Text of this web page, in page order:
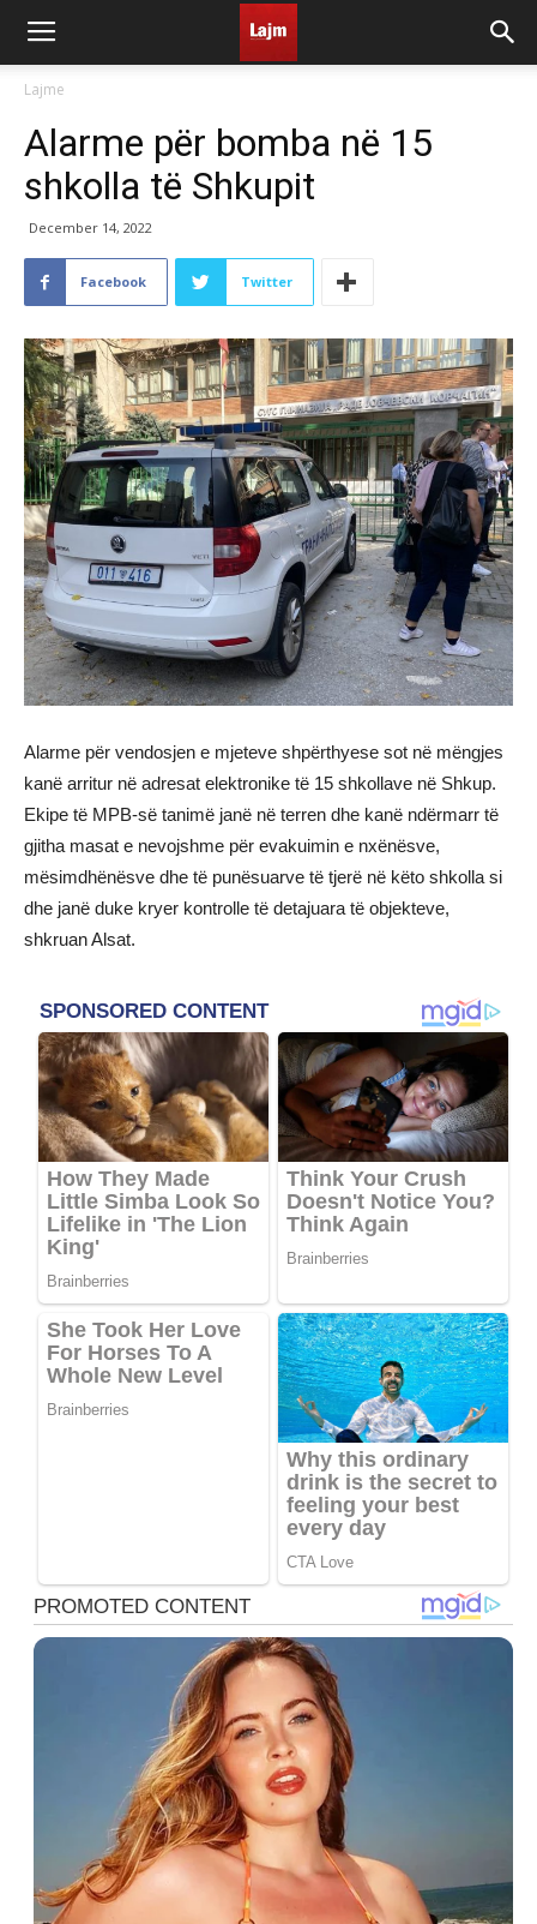
Lajme
Alarme për bomba në 15
shkolla të Shkupit
December 14, 2022
Facebook Twitter
Alarme për vendosjen e mjeteve shpërthyese sot në mëngjes
kanë arritur në adresat elektronike të 15 shkollave në Shkup.
Ekipe të MPB-së tanimë janë në terren dhe kanë ndërmarr të
gjitha masat e nevojshme për evakuimin e nxënësve,
mësimdhënësve dhe të punësuarve të tjerë në këto shkolla si
dhe janë duke kryer kontrolle të detajuara të objekteve,
shkruan Alsat.